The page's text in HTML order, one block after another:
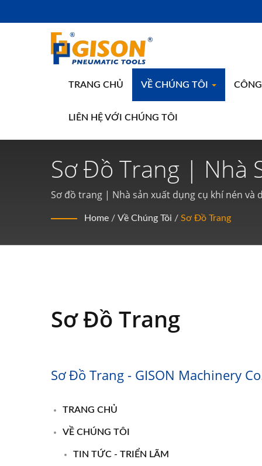
TRANG CHỦ VỀ CHÚNG TÔI
LIÊN HỆ VỚI CHÚNG TÔI
Sơ Đồ Trang | Nhà
Tay Khí Nén Trong
Sơ đồ trang | Nhà sản xuất dụng cụ khí nén và
Home / Về Chúng Tôi / Sơ Đồ Trang
Sơ Đồ Trang
Sơ Đồ Trang - GISON Machinery
TRANG CHỦ
VỀ CHÚNG TÔI
TIN TỨC - TRIỂN LÃM